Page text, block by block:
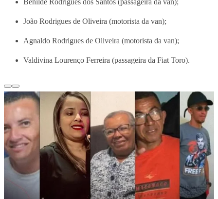
João Rodrigues de Oliveira (motorista da van);
Agnaldo Rodrigues de Oliveira (motorista da van);
Valdivina Lourenço Ferreira (passageira da Fiat Toro).